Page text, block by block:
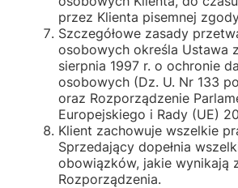
przez Klienta pisemnej
Szczegółowe zasady
osobowych określa Ustawa
sierpnia 1997 r. o ochronie
osobowych (Dz. U. Nr 133
oraz Rozporządzenie
Europejskiego i Rady (UE)
Klient zachowuje wszelkie
Sprzedający dopełnia
obowiązków, jakie wynikają
Rozporządzenia.